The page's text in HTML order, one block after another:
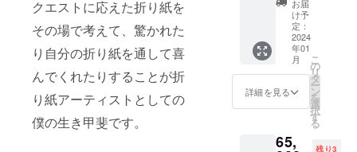
クエストに応えた折り紙を
その場で考えて、驚かれた
り自分の折り紙を通して喜
んでくれたりすることが折
り紙アーティストとしての
僕の生き甲斐です。
年劣化
も愉し
める一
作。 1
作購入
される
ごとに
1000円
す。サ
イズ以
内であ
ればロ
ゴを書
いてフ
ランス
うもよ
リープ
ラン～
家族み
んなで
折り紙
教室！
(対面開
催の場
合交通
別！！)
お届
け予
定：
2024
年01
月
詳細を見る
こ
の
リ
タ
ー
ン
を
選
択
す
る
65, 残り3